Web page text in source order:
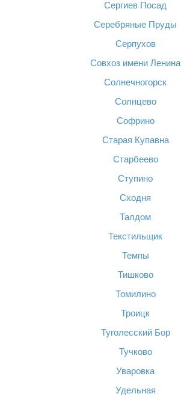
Сергиев Посад
Серебряные Пруды
Серпухов
Совхоз имени Ленина
Солнечногорск
Солнцево
Софрино
Старая Купавна
Старбеево
Ступино
Сходня
Талдом
Текстильщик
Темпы
Тишково
Томилино
Троицк
Туголесский Бор
Тучково
Уваровка
Удельная